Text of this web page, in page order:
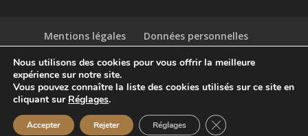
Mentions légales
Données personnelles
Communication
Nous utilisons des cookies pour vous offrir la meilleure
expérience sur notre site.
Vous pouvez connaître la liste des cookies utilisés sur ce site en
cliquant sur Réglages.
Accepter Rejeter Réglages Close GDPR Cookie